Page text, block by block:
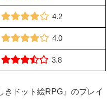
4.2
4.0
3.8
きドット絵RPG』のプレイ